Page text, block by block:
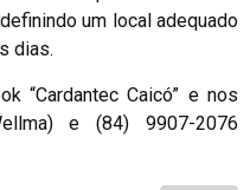
um local adequado
dias.
“Cardantec Caicó” e nos
e (84) 9907-2076